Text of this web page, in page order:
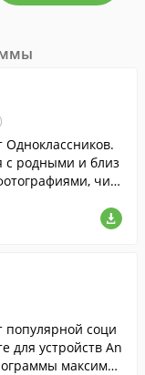
с родными и близ
чит
звонки через ин
соци
для устройств An
максимал